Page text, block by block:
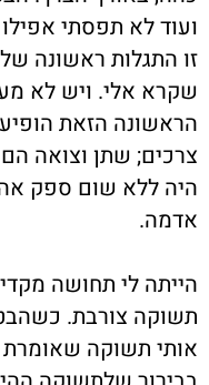
ועוד לא תפסתי
זו התגלות ראשונה
שקרא אלי. ויש לא
הראשונה הזאת
צרכים; שתן וצואה
היה ללא שום ספק
אדמה.
הייתה לי תחושה
תשוקה צורבת.
אותי תשוקה שאומרת